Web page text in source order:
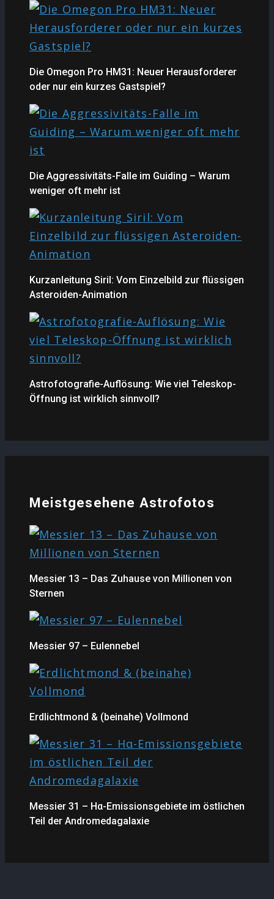
Die Omegon Pro HM31: Neuer Herausforderer
oder nur ein kurzes Gastspiel?
Die Aggressivitäts-Falle im Guiding – Warum
weniger oft mehr ist
Kurzanleitung Siril: Vom Einzelbild zur flüssigen
Asteroiden-Animation
Astrofotografie-Auflösung: Wie viel Teleskop-
Öffnung ist wirklich sinnvoll?
Meistgesehene Astrofotos
Messier 13 – Das Zuhause von Millionen von
Sternen
Messier 97 – Eulennebel
Erdlichtmond & (beinahe) Vollmond
Messier 31 – Hα-Emissionsgebiete im östlichen
Teil der Andromedagalaxie